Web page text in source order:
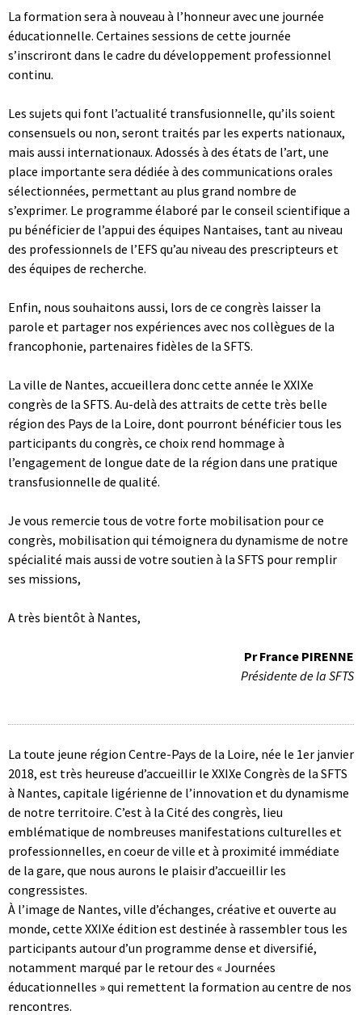
La formation sera à nouveau à l’honneur avec une journée
éducationnelle. Certaines sessions de cette journée
s’inscriront dans le cadre du développement professionnel
continu.
Les sujets qui font l’actualité transfusionnelle, qu’ils soient
consensuels ou non, seront traités par les experts nationaux,
mais aussi internationaux. Adossés à des états de l’art, une
place importante sera dédiée à des communications orales
sélectionnées, permettant au plus grand nombre de
s’exprimer. Le programme élaboré par le conseil scientifique a
pu bénéficier de l’appui des équipes Nantaises, tant au niveau
des professionnels de l’EFS qu’au niveau des prescripteurs et
des équipes de recherche.
Enfin, nous souhaitons aussi, lors de ce congrès laisser la
parole et partager nos expériences avec nos collègues de la
francophonie, partenaires fidèles de la SFTS.
La ville de Nantes, accueillera donc cette année le XXIXe
congrès de la SFTS. Au-delà des attraits de cette très belle
région des Pays de la Loire, dont pourront bénéficier tous les
participants du congrès, ce choix rend hommage à
l’engagement de longue date de la région dans une pratique
transfusionnelle de qualité.
Je vous remercie tous de votre forte mobilisation pour ce
congrès, mobilisation qui témoignera du dynamisme de notre
spécialité mais aussi de votre soutien à la SFTS pour remplir
ses missions,
A très bientôt à Nantes,
Pr France PIRENNE
Présidente de la SFTS
La toute jeune région Centre-Pays de la Loire, née le 1er janvier
2018, est très heureuse d’accueillir le XXIXe Congrès de la SFTS
à Nantes, capitale ligérienne de l’innovation et du dynamisme
de notre territoire. C’est à la Cité des congrès, lieu
emblématique de nombreuses manifestations culturelles et
professionnelles, en coeur de ville et à proximité immédiate
de la gare, que nous aurons le plaisir d’accueillir les
congressistes.
À l’image de Nantes, ville d’échanges, créative et ouverte au
monde, cette XXIXe édition est destinée à rassembler tous les
participants autour d’un programme dense et diversifié,
notamment marqué par le retour des « Journées
éducationnelles » qui remettent la formation au centre de nos
rencontres.